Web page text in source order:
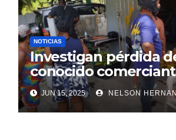
NOTICIAS
Investigan pérdida
conocido
Sosúa
JUN 15, 2025 NELSON